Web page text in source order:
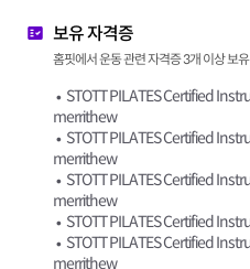
보유 자격증
홈핏에서 운동 관련 자격증 3개 이상 보
STOTT PILATES Certified
merrithew
STOTT PILATES Certified
merrithew
STOTT PILATES Certified
merrithew
STOTT PILATES Certified
STOTT PILATES Certified
merrithew